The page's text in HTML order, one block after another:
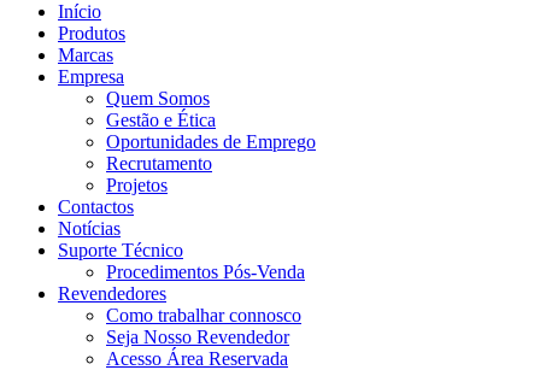
Início
Produtos
Marcas
Empresa
Quem Somos
Gestão e Ética
Oportunidades de Emprego
Recrutamento
Projetos
Contactos
Notícias
Suporte Técnico
Procedimentos Pós-Venda
Revendedores
Como trabalhar connosco
Seja Nosso Revendedor
Acesso Área Reservada